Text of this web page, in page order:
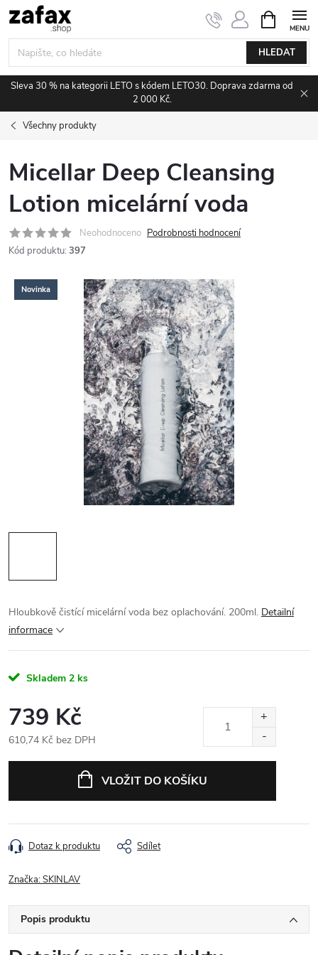
Přejít na obsah
HLEDAT
Sleva 30 % na kategorii LETO s kódem LETO30. Doprava zdarma od
2 000 Kč.
Všechny produkty
Micellar Deep Cleansing
Lotion micelární voda
Neohodnoceno Podrobnosti hodnocení
Kód produktu: 397
Novinka
Hloubkově čistící micelární voda bez oplachování. 200ml. Detailní
informace
Skladem 2 ks
739 Kč
610,74 Kč bez DPH
VLOŽIT DO KOŠÍKU
Dotaz k produktu Sdílet
Značka:SKINLAV
Popis produktu